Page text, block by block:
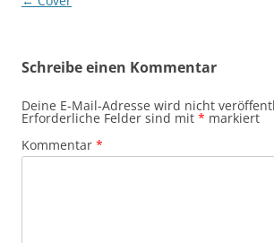
Schreibe einen Kommentar
Deine E-Mail-Adresse wird nicht
Erforderliche Felder sind mit * markiert
Kommentar *